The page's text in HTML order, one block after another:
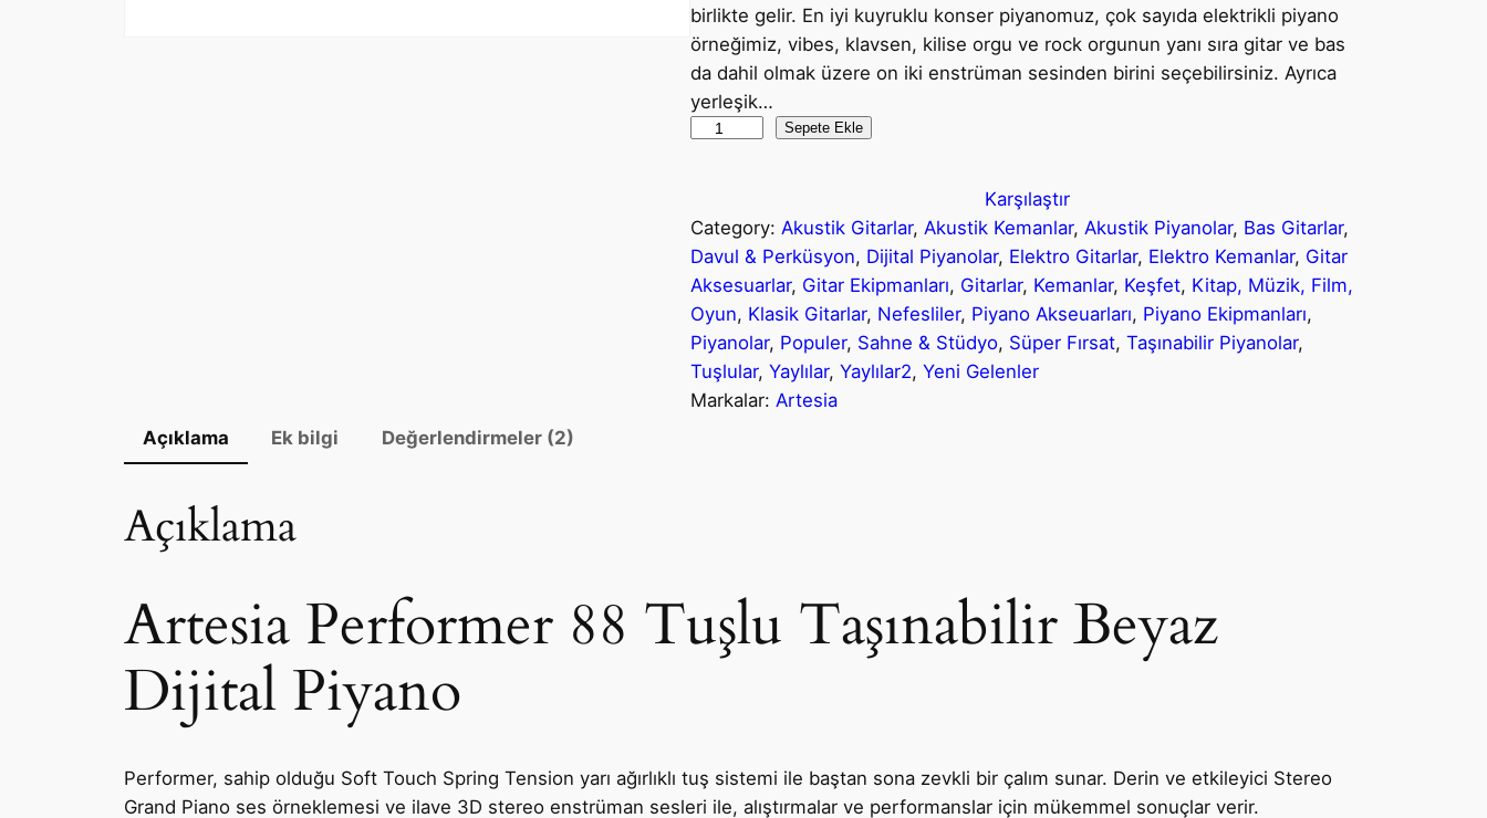
birlikte gelir. En iyi kuyruklu konser piyanomuz, çok sayıda elektrikli piyano
örneğimiz, vibes, klavsen, kilise orgu ve rock orgunun yanı sıra gitar ve bas
da dahil olmak üzere on iki enstrüman sesinden birini seçebilirsiniz. Ayrıca
yerleşik…
e
s
a
P
E
R
a
ş
i
Sepete Ekle
Karşılaştır
Category: Akustik Gitarlar, Akustik Kemanlar, Akustik Piyanolar, Bas Gitarlar
Davul & Perküsyon, Dijital Piyanolar, Elektro Gitarlar, Elektro Kemanlar, Gitar
Aksesuarlar, Gitar Ekipmanları, Gitarlar, Kemanlar, Keşfet, Kitap, Müzik, Film,
Oyun, Klasik Gitarlar, Nefesliler, Piyano Akseuarları, Piyano Ekipmanları
Piyanolar, Populer, Sahne & Stüdyo, Süper Fırsat, Taşınabilir Piyanolar
Tuşlular, Yaylılar, Yaylılar2, Yeni Gelenler
Markalar: Artesia
Açıklama
Ek bilgi Değerlendirmeler (2)
Açıklama
Artesia Performer 88 Tuşlu Taşınabilir Beyaz
Dijital Piyano
Performer, sahip olduğu Soft Touch Spring Tension yarı ağırlıklı tuş sistemi ile baştan sona zevkli bir çalım sunar. Derin ve etkileyici Stereo
Grand Piano ses örneklemesi ve ilave 3D stereo enstrüman sesleri ile, alıştırmalar ve performanslar için mükemmel sonuçlar verir.